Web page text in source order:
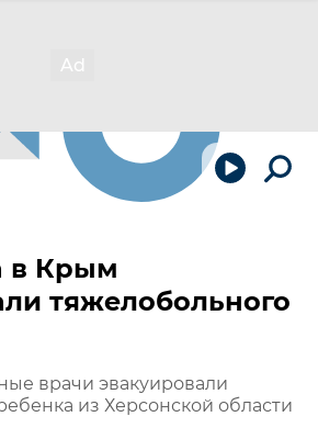
в Крым
тяжелобольного
врачи эвакуировали
из Херсонской области